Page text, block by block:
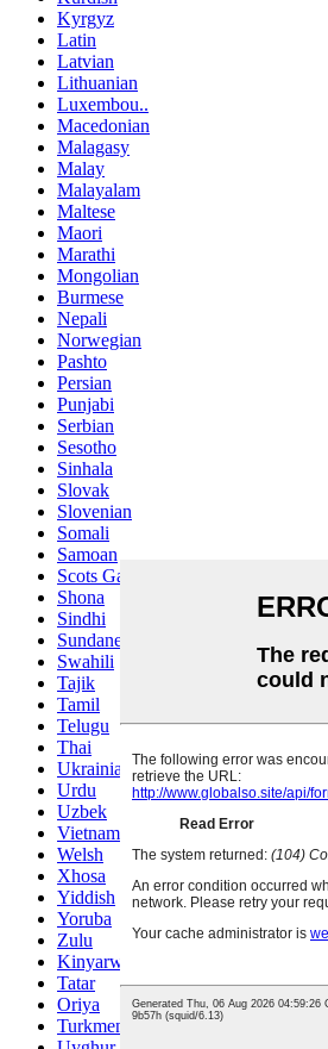
Kyrgyz
Latin
Latvian
Lithuanian
Luxembou..
Macedonian
Malagasy
Malay
Malayalam
Maltese
Maori
Marathi
Mongolian
Burmese
Nepali
Norwegian
Pashto
Persian
Punjabi
Serbian
Sesotho
Sinhala
Slovak
Slovenian
Somali
Samoan
Scots Gaelic
Shona
Sindhi
Sundanese
Swahili
Tajik
Tamil
Telugu
Thai
Ukrainian
Urdu
Uzbek
Vietnamese
Welsh
Xhosa
Yiddish
Yoruba
Zulu
Kinyarwanda
Tatar
Oriya
Turkmen